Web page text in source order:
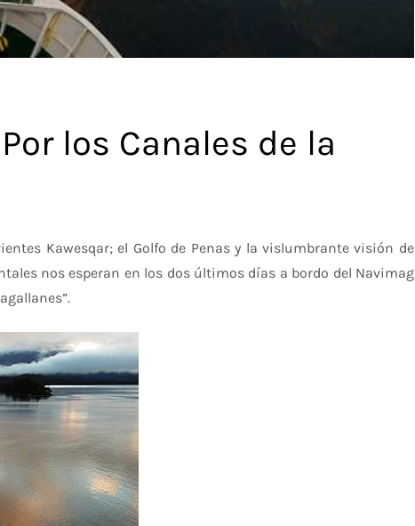
los Canales de la
Kawesqar; el Golfo de Penas y la vislumbrante visión de
nos esperan en los dos últimos días a bordo del Navimag